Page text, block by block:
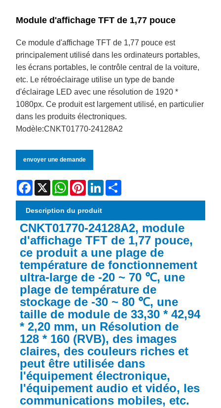
Module d'affichage TFT de 1,77 pouce
Ce module d'affichage TFT de 1,77 pouce est
principalement utilisé dans les ordinateurs portables,
les écrans portables, le contrôle central de la voiture,
etc. Le rétroéclairage utilise un type de bande
d'éclairage LED avec une résolution de 1920 *
1080px. Ce produit est largement utilisé, en particulier
dans les produits électroniques.
Modèle:CNKT01770-24128A2
envoyer une demande
Facebook
X WhatsApp
PinterestLinkedIn
Description du produit
CNKT01770-24128A2, module
d'affichage TFT de 1,77 pouce,
ce produit a une plage de
température de fonctionnement
ultra-large de -20 ~ 70 ℃, une
plage de température de
stockage de -30 ~ 80 ℃, une
taille de module de 33,30 * 42,94
* 2,20 mm, un Résolution de
128 * 160 (RVB), des images
claires, des couleurs riches et
peut être utilisée dans
l'équipement électronique,
l'équipement audio et vidéo, les
communications mobiles, etc.